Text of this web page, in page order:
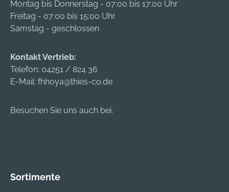
mit einer Feder
ausgestattet, die
versehentliches
verhindert.
mit einer Feder
Montag bis Donnerstag - 07:00 bis 17:00 Uhr
Freitag - 07:00 bis 15:00 Uhr
Samstag - geschlossen
Kontakt Vertrieb:
Telefon: 04251 / 824 36
E-Mail: fhhoya@thies-co.de
Besuchen Sie uns auch bei:
Sortimente